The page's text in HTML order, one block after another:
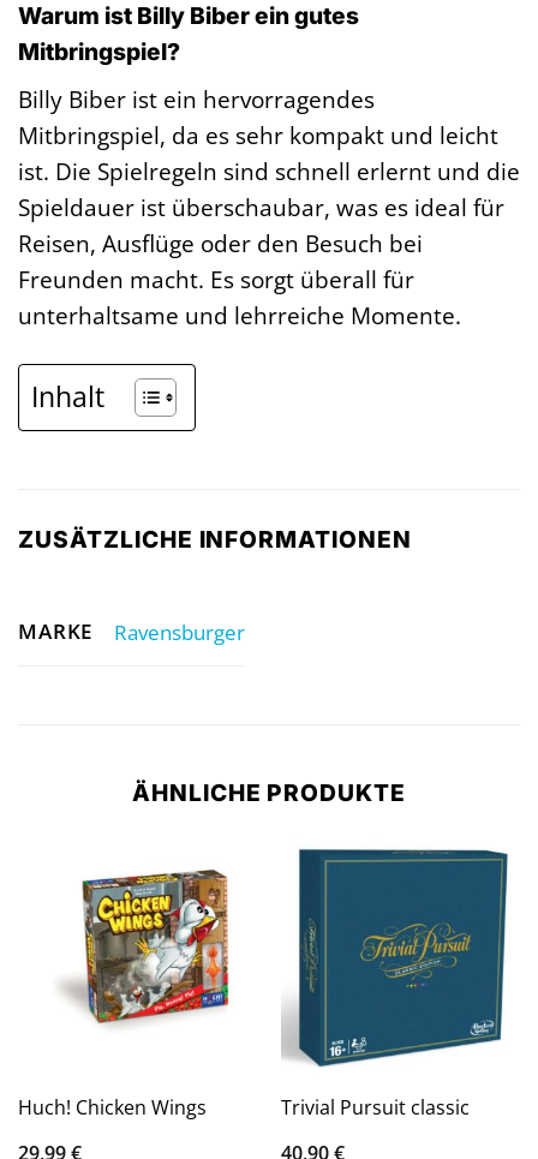
Warum ist Billy Biber ein gutes
Mitbringspiel?
Billy Biber ist ein hervorragendes
Mitbringspiel, da es sehr kompakt und leicht
ist. Die Spielregeln sind schnell erlernt und die
Spieldauer ist überschaubar, was es ideal für
Reisen, Ausflüge oder den Besuch bei
Freunden macht. Es sorgt überall für
unterhaltsame und lehrreiche Momente.
Inhalt
ZUSÄTZLICHE INFORMATIONEN
MARKE Ravensburger
ÄHNLICHE PRODUKTE
Huch! Chicken Wings
29,99€
Trivial Pursuit classic
40,90€